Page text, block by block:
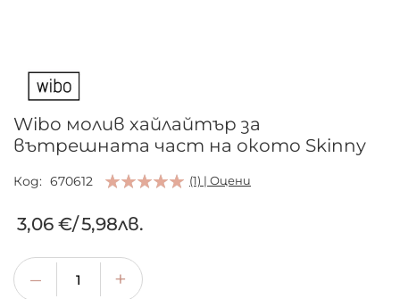
галерия
със
снимки
Wibo молив хайлайтър за
вътрешната част на окото Skinny
Код 670612 (1) | Оцени
3,06 €/5,98лв.